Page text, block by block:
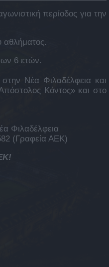
περίοδος για την
αθλήματος.
6 ετών.
στην Νέα Φιλαδέλφεια και
Κόντος» και στο
Φιλαδέλφεια
(Γραφεία ΑΕΚ)